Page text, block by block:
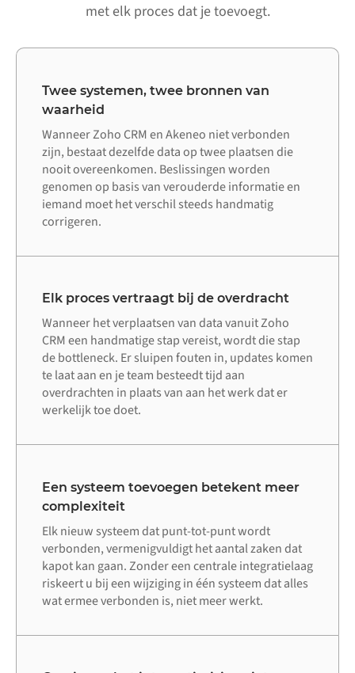
met elk proces dat je toevoegt.
Twee systemen, twee bronnen van
waarheid
Wanneer Zoho CRM en Akeneo niet verbonden
zijn, bestaat dezelfde data op twee plaatsen die
nooit overeenkomen. Beslissingen worden
genomen op basis van verouderde informatie en
iemand moet het verschil steeds handmatig
corrigeren.
Elk proces vertraagt bij de overdracht
Wanneer het verplaatsen van data vanuit Zoho
CRM een handmatige stap vereist, wordt die stap
de bottleneck. Er sluipen fouten in, updates komen
te laat aan en je team besteedt tijd aan
overdrachten in plaats van aan het werk dat er
werkelijk toe doet.
Een systeem toevoegen betekent meer
complexiteit
Elk nieuw systeem dat punt-tot-punt wordt
verbonden, vermenigvuldigt het aantal zaken dat
kapot kan gaan. Zonder een centrale integratielaag
riskeert u bij een wijziging in één systeem dat alles
wat ermee verbonden is, niet meer werkt.